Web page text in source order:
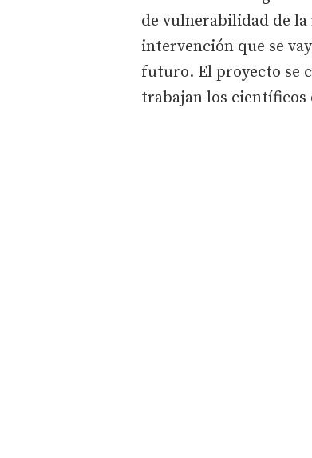
de vulnerabilidad de
intervención que se
futuro. El proyecto se
trabajan los científicos